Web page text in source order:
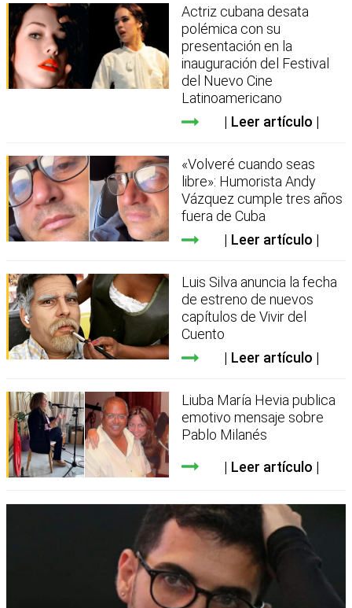
Actriz cubana desata
polémica con su
presentación en la
inauguración del Festival
del Nuevo Cine
Latinoamericano
Leer artículo
«Volveré cuando seas
libre»: Humorista Andy
Vázquez cumple tres años
fuera de Cuba
Leer artículo
Luis Silva anuncia la fecha
de estreno de nuevos
capítulos de Vivir del
Cuento
Leer artículo
Liuba María Hevia publica
emotivo mensaje sobre
Pablo Milanés
Leer artículo